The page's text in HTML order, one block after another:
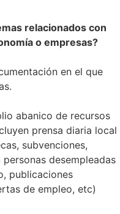
relacionados con
o empresas?
en el que
abanico de recursos
prensa diaria local
subvenciones,
desempleadas
publicaciones
de empleo, etc)